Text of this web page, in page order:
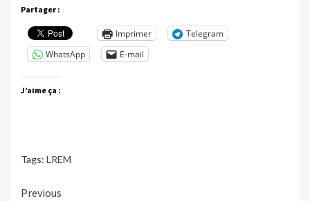
Partager :
Imprimer
Telegram
WhatsApp
E-mail
J’aime ça :
Tags: LREM
Continue
Previous